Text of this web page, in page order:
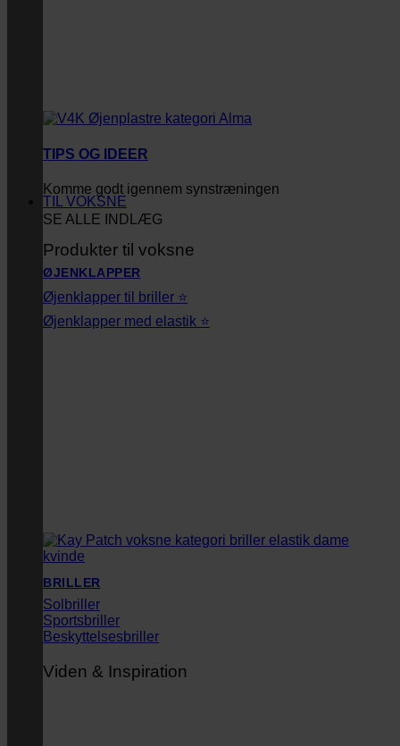
TIPS OG IDEER
Komme godt igennem synstræningen
SE ALLE INDLÆG
TIL VOKSNE
Produkter til voksne
ØJENKLAPPER
Øjenklapper til briller ⭐
Øjenklapper med elastik ⭐
BRILLER
Solbriller
Sportsbriller
Beskyttelsesbriller
Viden & Inspiration